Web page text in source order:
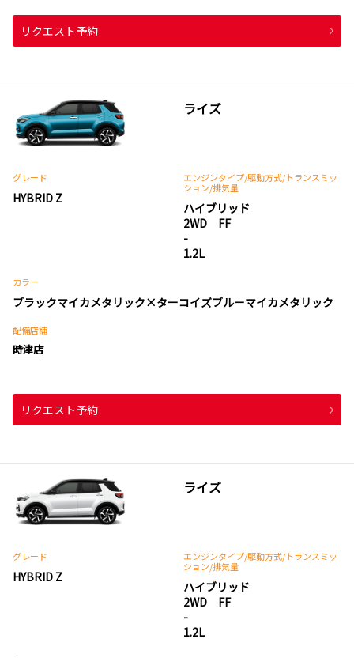
リクエスト予約
ライズ
グレード
HYBRID Z
エンジンタイプ/駆動方式/トランスミッ
ション/排気量
ハイブリッド
2WD FF
-
1.2L
カラー
ブラックマイカメタリック×ターコイズブルーマイカメタリック
配備店舗
時津店
リクエスト予約
ライズ
グレード
HYBRID Z
エンジンタイプ/駆動方式/トランスミッ
ション/排気量
ハイブリッド
2WD FF
-
1.2L